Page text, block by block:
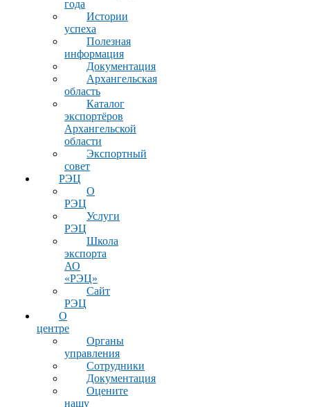
года
Истории
успеха
Полезная
информация
Документация
Архангельская
область
Каталог
экспортёров
Архангельской
области
Экспортный
совет
РЭЦ
О
РЭЦ
Услуги
РЭЦ
Школа
экспорта
АО
«РЭЦ»
Сайт
РЭЦ
О
центре
Органы
управления
Сотрудники
Документация
Оцените
нашу